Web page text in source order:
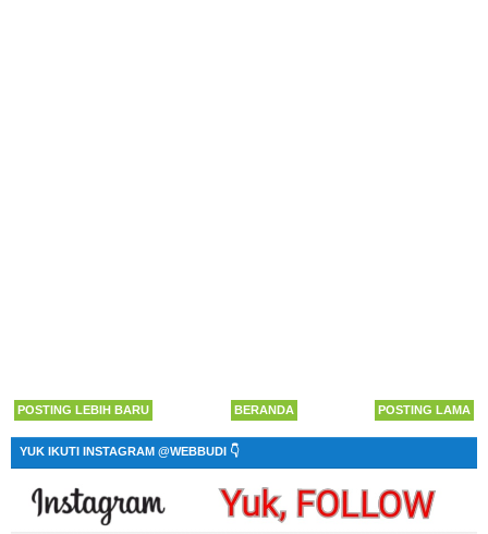
POSTING LEBIH BARU POSTING LAMA
BERANDA
YUK IKUTI INSTAGRAM @WEBBUDI 👇